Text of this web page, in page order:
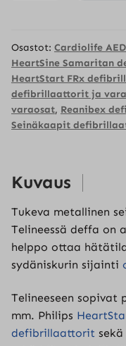
Osastot: Cardiolife
HeartSine Samaritan
HeartStart FRx
defibrillaattorit ja
varaosat, Reanibex
Seinäkaapit
Kuvaus
Tukeva metallinen
Telineessä deffa on
helppo ottaa
sydäniskurin sijainti
Telineeseen sopivat
mm. Philips
defibrillaattorit